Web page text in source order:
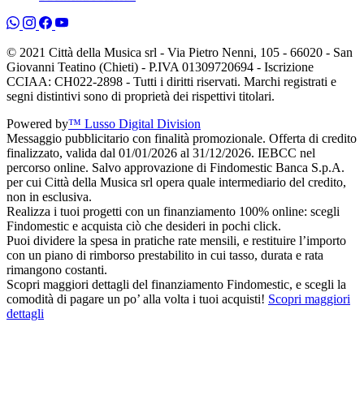
© 2021 Città della Musica srl - Via Pietro Nenni, 105 - 66020 - San
Giovanni Teatino (Chieti) - P.IVA 01309720694 - Iscrizione
CCIAA: CH022-2898 - Tutti i diritti riservati. Marchi registrati e
segni distintivi sono di proprietà dei rispettivi titolari.
Powered by™ Lusso Digital Division
Messaggio pubblicitario con finalità promozionale. Offerta di credito
finalizzato, valida dal 01/01/2026 al 31/12/2026. IEBCC nel
percorso online. Salvo approvazione di Findomestic Banca S.p.A.
per cui Città della Musica srl opera quale intermediario del credito,
non in esclusiva.
Realizza i tuoi progetti con un finanziamento 100% online: scegli
Findomestic e acquista ciò che desideri in pochi click.
Puoi dividere la spesa in pratiche rate mensili, e restituire l’importo
con un piano di rimborso prestabilito in cui tasso, durata e rata
rimangono costanti.
Scopri maggiori dettagli del finanziamento Findomestic, e scegli la
comodità di pagare un po’ alla volta i tuoi acquisti! Scopri maggiori
dettagli